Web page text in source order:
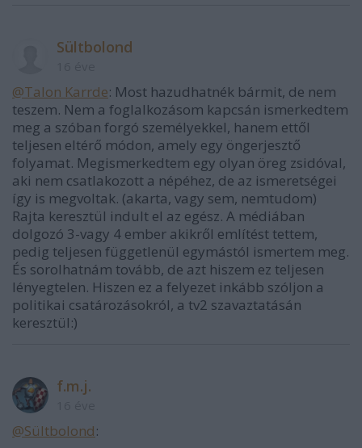
Sültbolond
@Talon Karrde: Most hazudhatnék bármit, de nem
teszem. Nem a foglalkozásom kapcsán ismerkedtem
meg a szóban forgó személyekkel, hanem ettől
teljesen eltérő módon, amely egy öngerjesztő
folyamat. Megismerkedtem egy olyan öreg zsidóval,
aki nem csatlakozott a népéhez, de az ismeretségei
így is megvoltak. (akarta, vagy sem, nemtudom)
Rajta keresztül indult el az egész. A médiában
dolgozó 3-vagy 4 ember akikről említést tettem,
pedig teljesen függetlenül egymástól ismertem meg.
És sorolhatnám tovább, de azt hiszem ez teljesen
lényegtelen. Hiszen ez a felyezet inkább szóljon a
politikai csatározásokról, a tv2 szavaztatásán
keresztül:)
f.m.j.
@Sültbolond: